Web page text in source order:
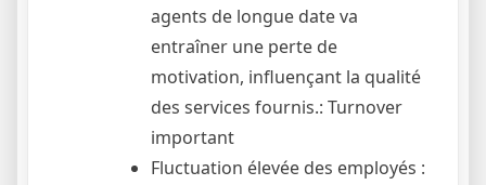
agents de longue date va
entraîner une perte de
motivation, influençant la qualité
des services fournis.: Turnover
important
Fluctuation élevée des employés :